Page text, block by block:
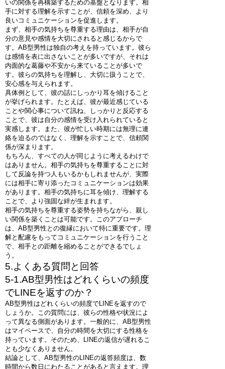
いの関係を再構築するための基盤となります。相
手に対する理解を示すことが、信頼を深め、より
良いコミュニケーションを促進します。
まず、相手の気持ちを尊重する理由は、相手が自
分の意見や感情を大切にされると感じるからで
す。AB型男性は独自の考えを持っています。彼ら
は感情を表に出さないことが多いですが、それは
内面的な葛藤や不安から来ていることが多いで
す。彼らの気持ちを理解し、大切に扱うことで、
安心感を与えられます。
具体例として、彼の話にしっかり耳を傾けること
が挙げられます。たとえば、彼が最近感じている
ことや関心事について訊ね、しっかりと反応する
ことで、彼は自分の感情を受け入れられていると
実感します。また、彼が忙しい時期には無理に連
絡を迫るのではなく、理解を示すことで、信頼関
係が深まります。
もちろん、すべての人が同じように考えるわけで
はありません。相手の気持ちを尊重することに対
して反論を持つ人もいるかもしれませんが、実際
には相手に寄り添ったコミュニケーションは効果
があります。相手の気持ちに耳を傾け、理解する
ことで、より強固な絆が生まれます。
相手の気持ちを尊重する姿勢を持ちながら、親し
い関係を築くことは可能です。このアプローチ
は、AB型男性との復縁において特に重要です。理
解と配慮をもってコミュニケーションを行うこと
で、相手との距離を縮めることができるでしょ
う。
5.よくある質問と回答
5-1.AB型男性はどれくらいの頻度
でLINEを返すのか？
AB型男性はどれくらいの頻度でLINEを返すので
しょうか。この質問には、彼らの性格や状況によ
って異なる側面があります。一般的に、AB型男性
はマイペースで、自分の時間を大切にする性格を
持っています。そのため、LINEの返信が遅れるこ
とも少なくありません。
結論として、AB型男性のLINEの返答頻度は、数
時間から数日にわたることがあると言えます。理